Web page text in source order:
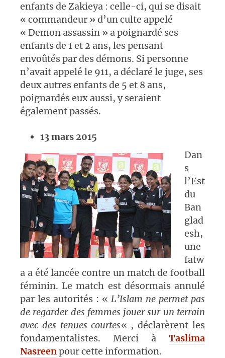
enfants de Zakieya : celle-ci, qui se disait
« commandeur » d’un culte appelé
« Demon assassin » a poignardé ses
enfants de 1 et 2 ans, les pensant
envoûtés par des démons. Si personne
n’avait appelé le 911, a déclaré le juge, ses
deux autres enfants de 5 et 8 ans,
poignardés eux aussi, y seraient
également passés.
13 mars 2015
Dan
s
l’Est
du
Ban
glad
esh,
une
fatw
a a été lancée contre un match de football
féminin. Le match est désormais annulé
par les autorités : « L’Islam ne permet pas
de regarder des femmes jouer sur un terrain
avec des tenues courtes« , déclarèrent les
fondamentalistes. Merci à Taslima
Nasreenpour cette information.